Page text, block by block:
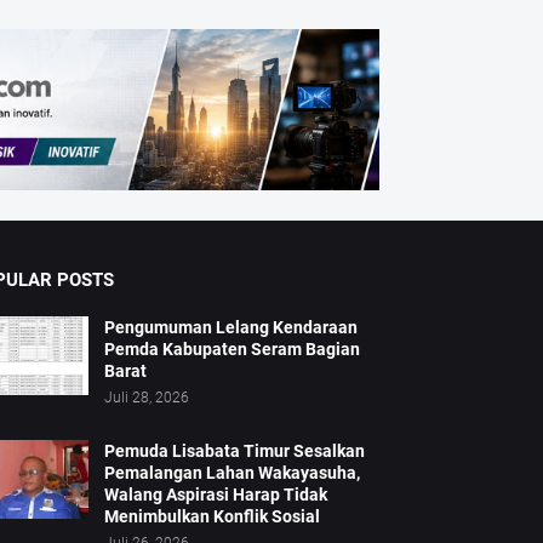
POSTS
Pengumuman Lelang Kendaraan
Pemda Kabupaten Seram Bagian
Barat
Juli 28, 2026
Pemuda Lisabata Timur Sesalkan
Pemalangan Lahan Wakayasuha,
Walang Aspirasi Harap Tidak
Menimbulkan Konflik Sosial